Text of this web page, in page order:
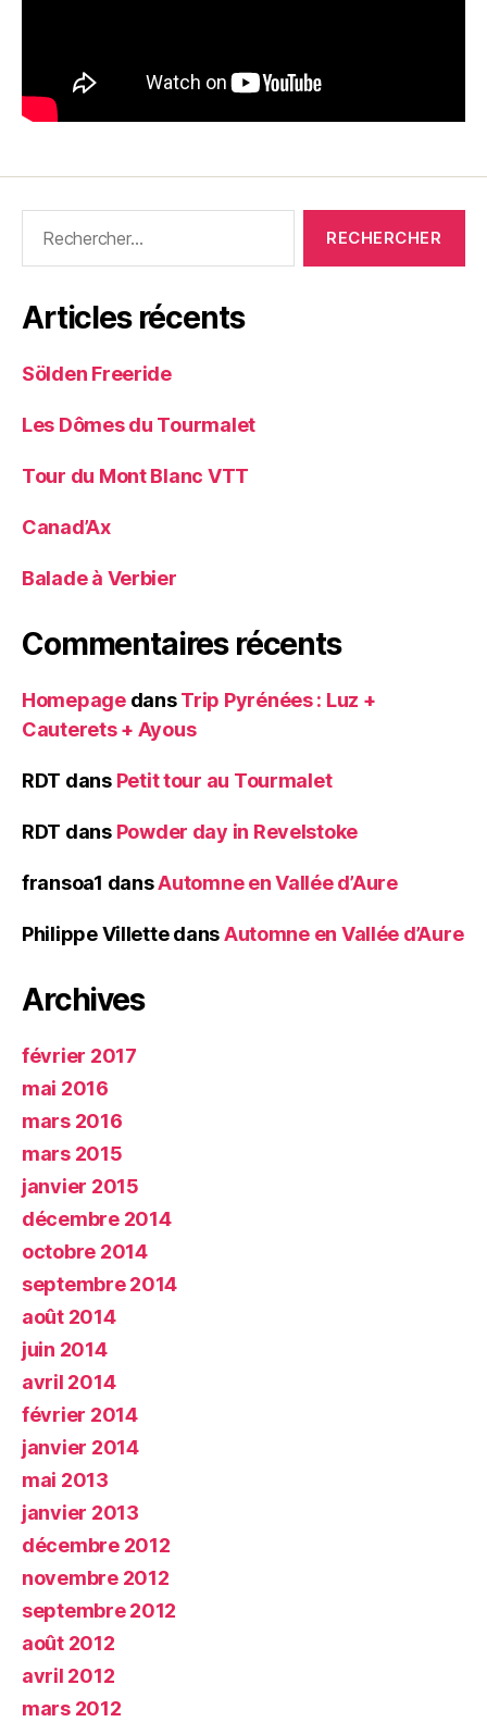
Articles récents
Sölden Freeride
Les Dômes du Tourmalet
Tour du Mont Blanc VTT
Canad’Ax
Balade à Verbier
Commentaires récents
HomepagedansTrip Pyrénées : Luz +
Cauterets + Ayous
RDT dans Petit tour au Tourmalet
RDT dans Powder day in Revelstoke
fransoa1 dansAutomne en Vallée d’Aure
Philippe VillettedansAutomne en Vallée d’Aure
Archives
février 2017
mai 2016
mars 2016
mars 2015
janvier 2015
décembre 2014
octobre 2014
septembre 2014
août 2014
juin 2014
avril 2014
février 2014
janvier 2014
mai 2013
janvier 2013
décembre 2012
novembre 2012
septembre 2012
août 2012
avril 2012
mars 2012